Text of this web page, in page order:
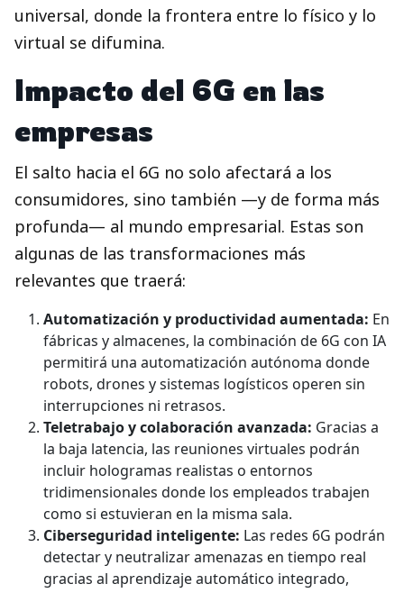
universal, donde la frontera entre lo físico y lo
virtual se difumina.
Impacto del 6G en las
empresas
El salto hacia el 6G no solo afectará a los
consumidores, sino también —y de forma más
profunda— al mundo empresarial. Estas son
algunas de las transformaciones más
relevantes que traerá:
Automatización y productividad aumentada: En
fábricas y almacenes, la combinación de 6G con IA
permitirá una automatización autónoma donde
robots, drones y sistemas logísticos operen sin
interrupciones ni retrasos.
Teletrabajo y colaboración avanzada: Gracias a
la baja latencia, las reuniones virtuales podrán
incluir hologramas realistas o entornos
tridimensionales donde los empleados trabajen
como si estuvieran en la misma sala.
Ciberseguridad inteligente: Las redes 6G podrán
detectar y neutralizar amenazas en tiempo real
gracias al aprendizaje automático integrado,